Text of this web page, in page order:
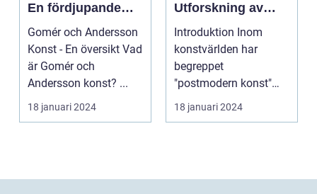
En fördjupande
översikt
Gomér och Andersson
Konst - En översikt Vad
är Gomér och
Andersson konst? ...
18 januari 2024
Utforskning av
Dess Mångfald
och Komplexitet
Introduktion Inom
konstvärlden har
begreppet
"postmodern konst"
fått stor
uppmärksamhet under
18 januari 2024